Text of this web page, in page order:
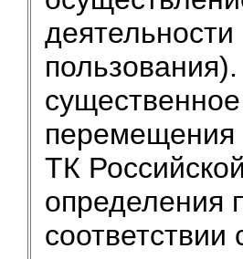
перемещения
ТК
определения